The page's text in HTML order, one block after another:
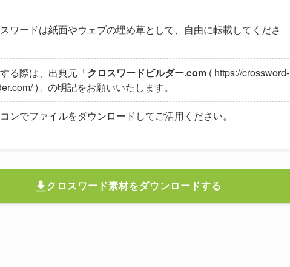
ワードは紙面やウェブの埋め草として、自由に転載してくださ
る際は、出典元「クロスワードビルダー.com ( https://crossword-
)」の明記をお願いいたします。
ンでファイルをダウンロードしてご活用ください。
クロスワード素材をダウンロードする